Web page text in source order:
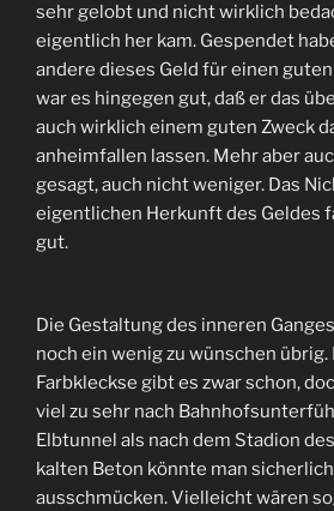
sehr gelobt und nicht wirklich
eigentlich her kam. Gespendet
andere dieses Geld für einen
war es hingegen gut, daß er das
auch wirklich einem guten Zweck
anheimfallen lassen. Mehr aber
gesagt, auch nicht weniger. Das
eigentlichen Herkunft des Geldes
gut.
Die Gestaltung des inneren
noch ein wenig zu wünschen übrig.
Farbkleckse gibt es zwar schon,
viel zu sehr nach
Elbtunnel als nach dem Stadion
kalten Beton könnte man
ausschmücken. Vielleicht wären